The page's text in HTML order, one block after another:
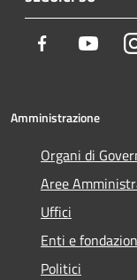
Facebook
Amministrazione
Organi di
Aree
Uffici
Enti e
Politici